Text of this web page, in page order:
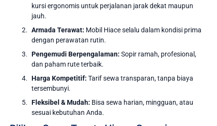
kursi ergonomis untuk perjalanan jarak dekat maupun
jauh.
Armada Terawat: Mobil Hiace selalu dalam kondisi prima
dengan perawatan rutin.
Pengemudi Berpengalaman: Sopir ramah, profesional,
dan paham rute terbaik.
Harga Kompetitif: Tarif sewa transparan, tanpa biaya
tersembunyi.
Fleksibel & Mudah: Bisa sewa harian, mingguan, atau
sesuai kebutuhan Anda.